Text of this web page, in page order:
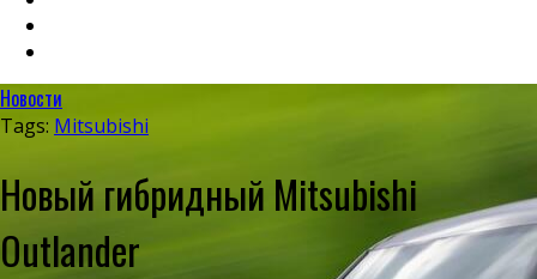
Новости
Tags: Mitsubishi
Новый гибридный Mitsubishi
Outlander